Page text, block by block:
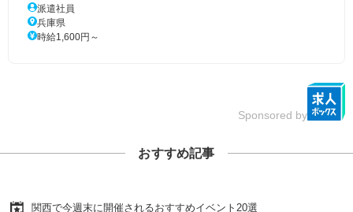
派遣社員
兵庫県
時給1,600円～
Sponsored by
おすすめ記事
関西で今週末に開催されるおすすめイベント20選